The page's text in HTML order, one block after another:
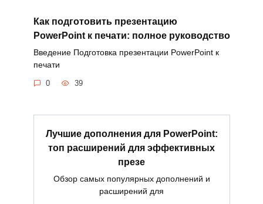
Как подготовить презентацию
PowerPoint к печати: полное руководство
Введение Подготовка презентации PowerPoint к
печати
0 39
Лучшие дополнения для PowerPoint:
топ расширений для эффективных
презе
Обзор самых популярных дополнений и
расширений для